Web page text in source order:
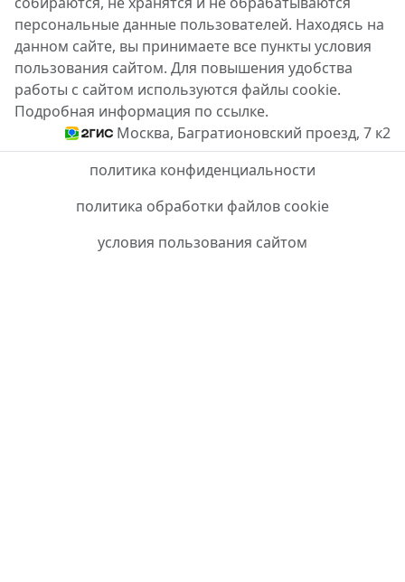
персональные данные пользователей. Находясь на
данном сайте, вы принимаете все пункты условия
пользования сайтом. Для повышения удобства
работы с сайтом используются файлы cookie.
Подробная информация по ссылке.
Москва, Багратионовский проезд, 7 к2
политика конфиденциальности
политика обработки файлов cookie
условия пользования сайтом